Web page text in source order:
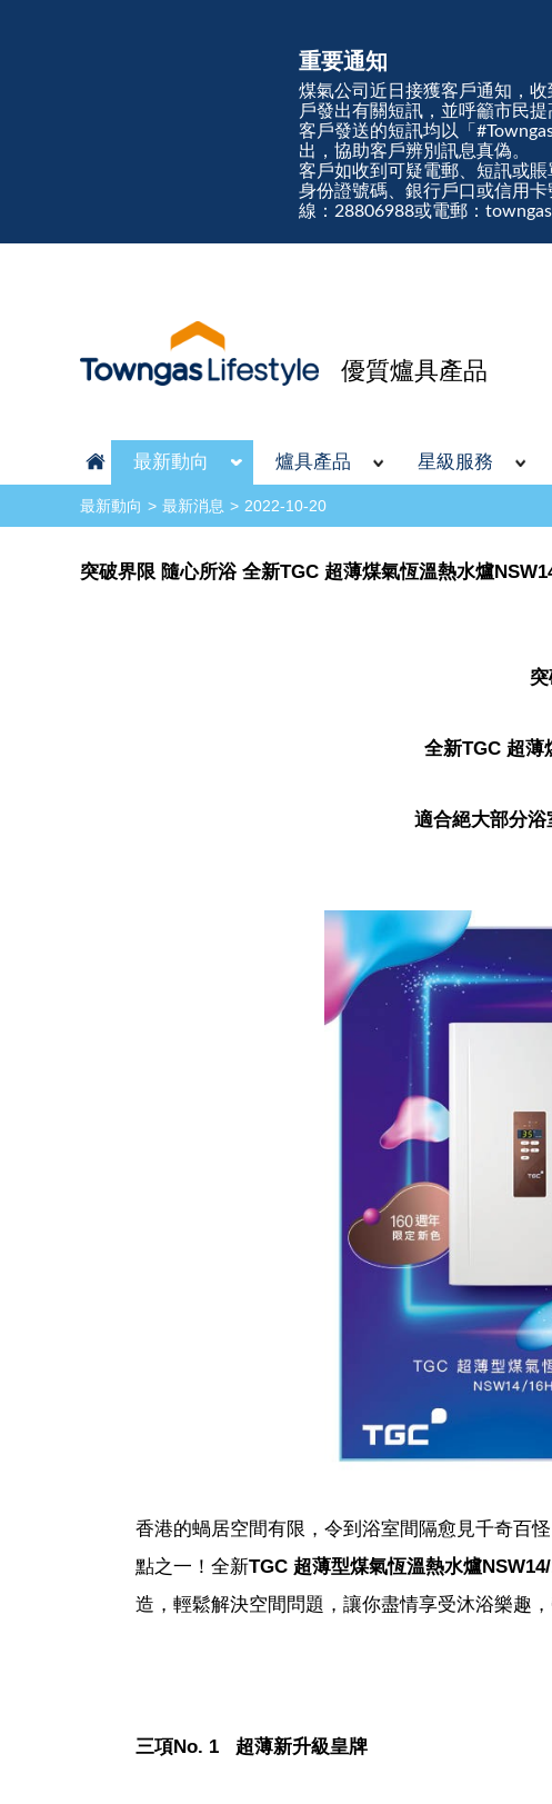
重要通知
煤氣公司近日接獲客戶通知，
戶發出有關短訊，並呼籲市民
客戶發送的短訊均以「
出，協助客戶辨別訊息真偽。
客戶如收到可疑電郵、短訊或
身份證號碼、銀行戶口或信用
線：28806988或電郵：
優質爐具產品
最新動向 爐具產品 星級服務
最新動向 最新消息 2022-10-20
突破界限 隨心所浴 全新TGC 超薄煤氣恆溫熱水爐
全新TGC 超薄
適合絕大部分浴
香港的蝸居空間有限，令到浴室間隔愈見千奇百
點之一！全新TGC 超薄型煤氣恆溫熱水爐
造，輕鬆解決空間問題，讓你盡情享受沐浴樂趣
三項No. 1 超薄新升級皇牌